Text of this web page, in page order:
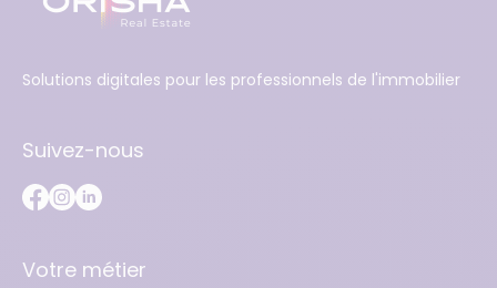
Solutions digitales pour les professionnels de l'immobilier
Suivez-nous
Votre métier